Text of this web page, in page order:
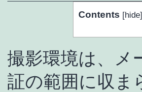
Contents [hide]
撮影環境は、メ
証の範囲に収ま